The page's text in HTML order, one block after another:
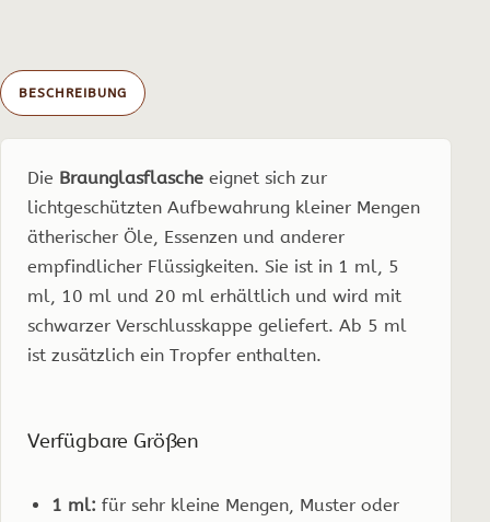
BESCHREIBUNG
Die Braunglasflasche eignet sich zur
lichtgeschützten Aufbewahrung kleiner Mengen
ätherischer Öle, Essenzen und anderer
empfindlicher Flüssigkeiten. Sie ist in 1 ml, 5
ml, 10 ml und 20 ml erhältlich und wird mit
schwarzer Verschlusskappe geliefert. Ab 5 ml
ist zusätzlich ein Tropfer enthalten.
Verfügbare Größen
1 ml: für sehr kleine Mengen, Muster oder